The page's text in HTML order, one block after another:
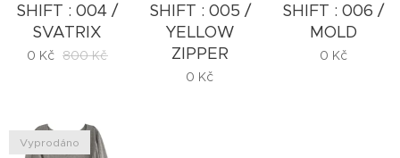
SHIFT : 004 /
SVATRIX
0 Kč 800Kč
SHIFT : 005 /
YELLOW
ZIPPER
0 Kč
SHIFT : 006 /
MOLD
0 Kč
Vyprodáno